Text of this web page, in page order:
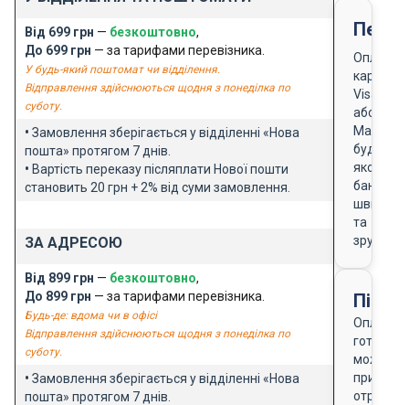
Від 699 грн — безкоштовно,
До 699 грн — за тарифами перевізника.
У будь-який поштомат чи відділення.
Відправлення здійснюються щодня з понеділка по
суботу.
• Замовлення зберігається у відділенні «Нова
пошта» протягом 7 днів.
• Вартість переказу післяплати Нової пошти
становить 20 грн + 2% від суми замовлення.
ЗА АДРЕСОЮ
Від 899 грн — безкоштовно,
До 899 грн — за тарифами перевізника.
Будь-де: вдома чи в офісі
Відправлення здійснюються щодня з понеділка по
суботу.
• Замовлення зберігається у відділенні «Нова
пошта» протягом 7 днів.
Оплата
карткою
Visa
або
будь-
якого
банку
швидко
та
зручно
Оплата
готівкою
можлива
при